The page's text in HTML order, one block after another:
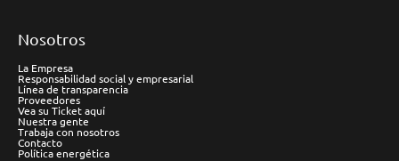
Nosotros
La Empresa
Responsabilidad social y empresarial
Línea de transparencia
Proveedores
Vea su Ticket aquí
Nuestra gente
Trabaja con nosotros
Contacto
Política energética